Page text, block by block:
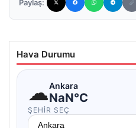
Paylaş:
Hava Durumu
☁Ankara
NaN°C
ŞEHIR SEÇ